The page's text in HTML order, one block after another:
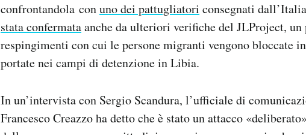
confrontandola conuno dei pattugliatori consegnati
stata confermataanche da ulteriori verifiche del JLProject,
respingimenti con cui le persone migranti vengono bloccate
portate nei campi di detenzione in Libia.
In un’intervista con Sergio Scandura, l’ufficiale di
Francesco Creazzo ha detto che è stato un attacco